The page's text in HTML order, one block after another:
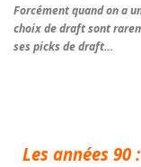
Forcément quand on a
choix de draft sont
ses picks de draft…
Les années